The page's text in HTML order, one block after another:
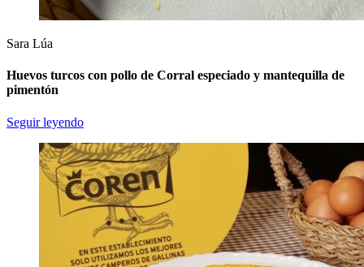
Sara Lúa
Huevos turcos con pollo de Corral especiado y mantequilla de
pimentón
Seguir leyendo